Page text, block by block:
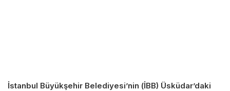
İstanbul Büyükşehir Belediyesi’nin (İBB) Üsküdar’daki